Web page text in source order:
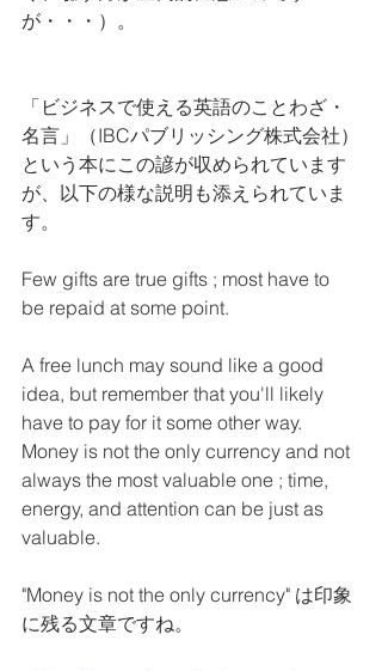
が・・・）。
「ビジネスで使える英語のことわざ・
名言」（IBCパブリッシング株式会社）
という本にこの諺が収められています
が、以下の様な説明も添えられていま
す。
Few gifts are true gifts ; most have to
be repaid at some point.
A free lunch may sound like a good
idea, but remember that you'll likely
have to pay for it some other way.
Money is not the only currency and not
always the most valuable one ; time,
energy, and attention can be just as
valuable.
"Money is not the only currency" は印象
に残る文章ですね。